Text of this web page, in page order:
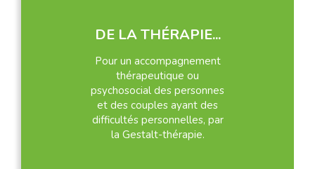
DE LA THÉRAPIE...
Pour un accompagnement
thérapeutique ou
psychosocial des personnes
et des couples ayant des
difficultés personnelles, par
la Gestalt-thérapie.